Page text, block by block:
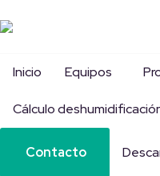
Inicio Equipos
Cálculo
Contacto